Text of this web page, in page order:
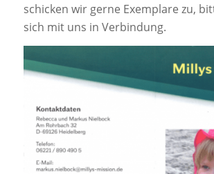
schicken wir gerne Exemplare zu,
sich mit uns in Verbindung.